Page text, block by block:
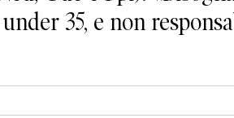
35, e non